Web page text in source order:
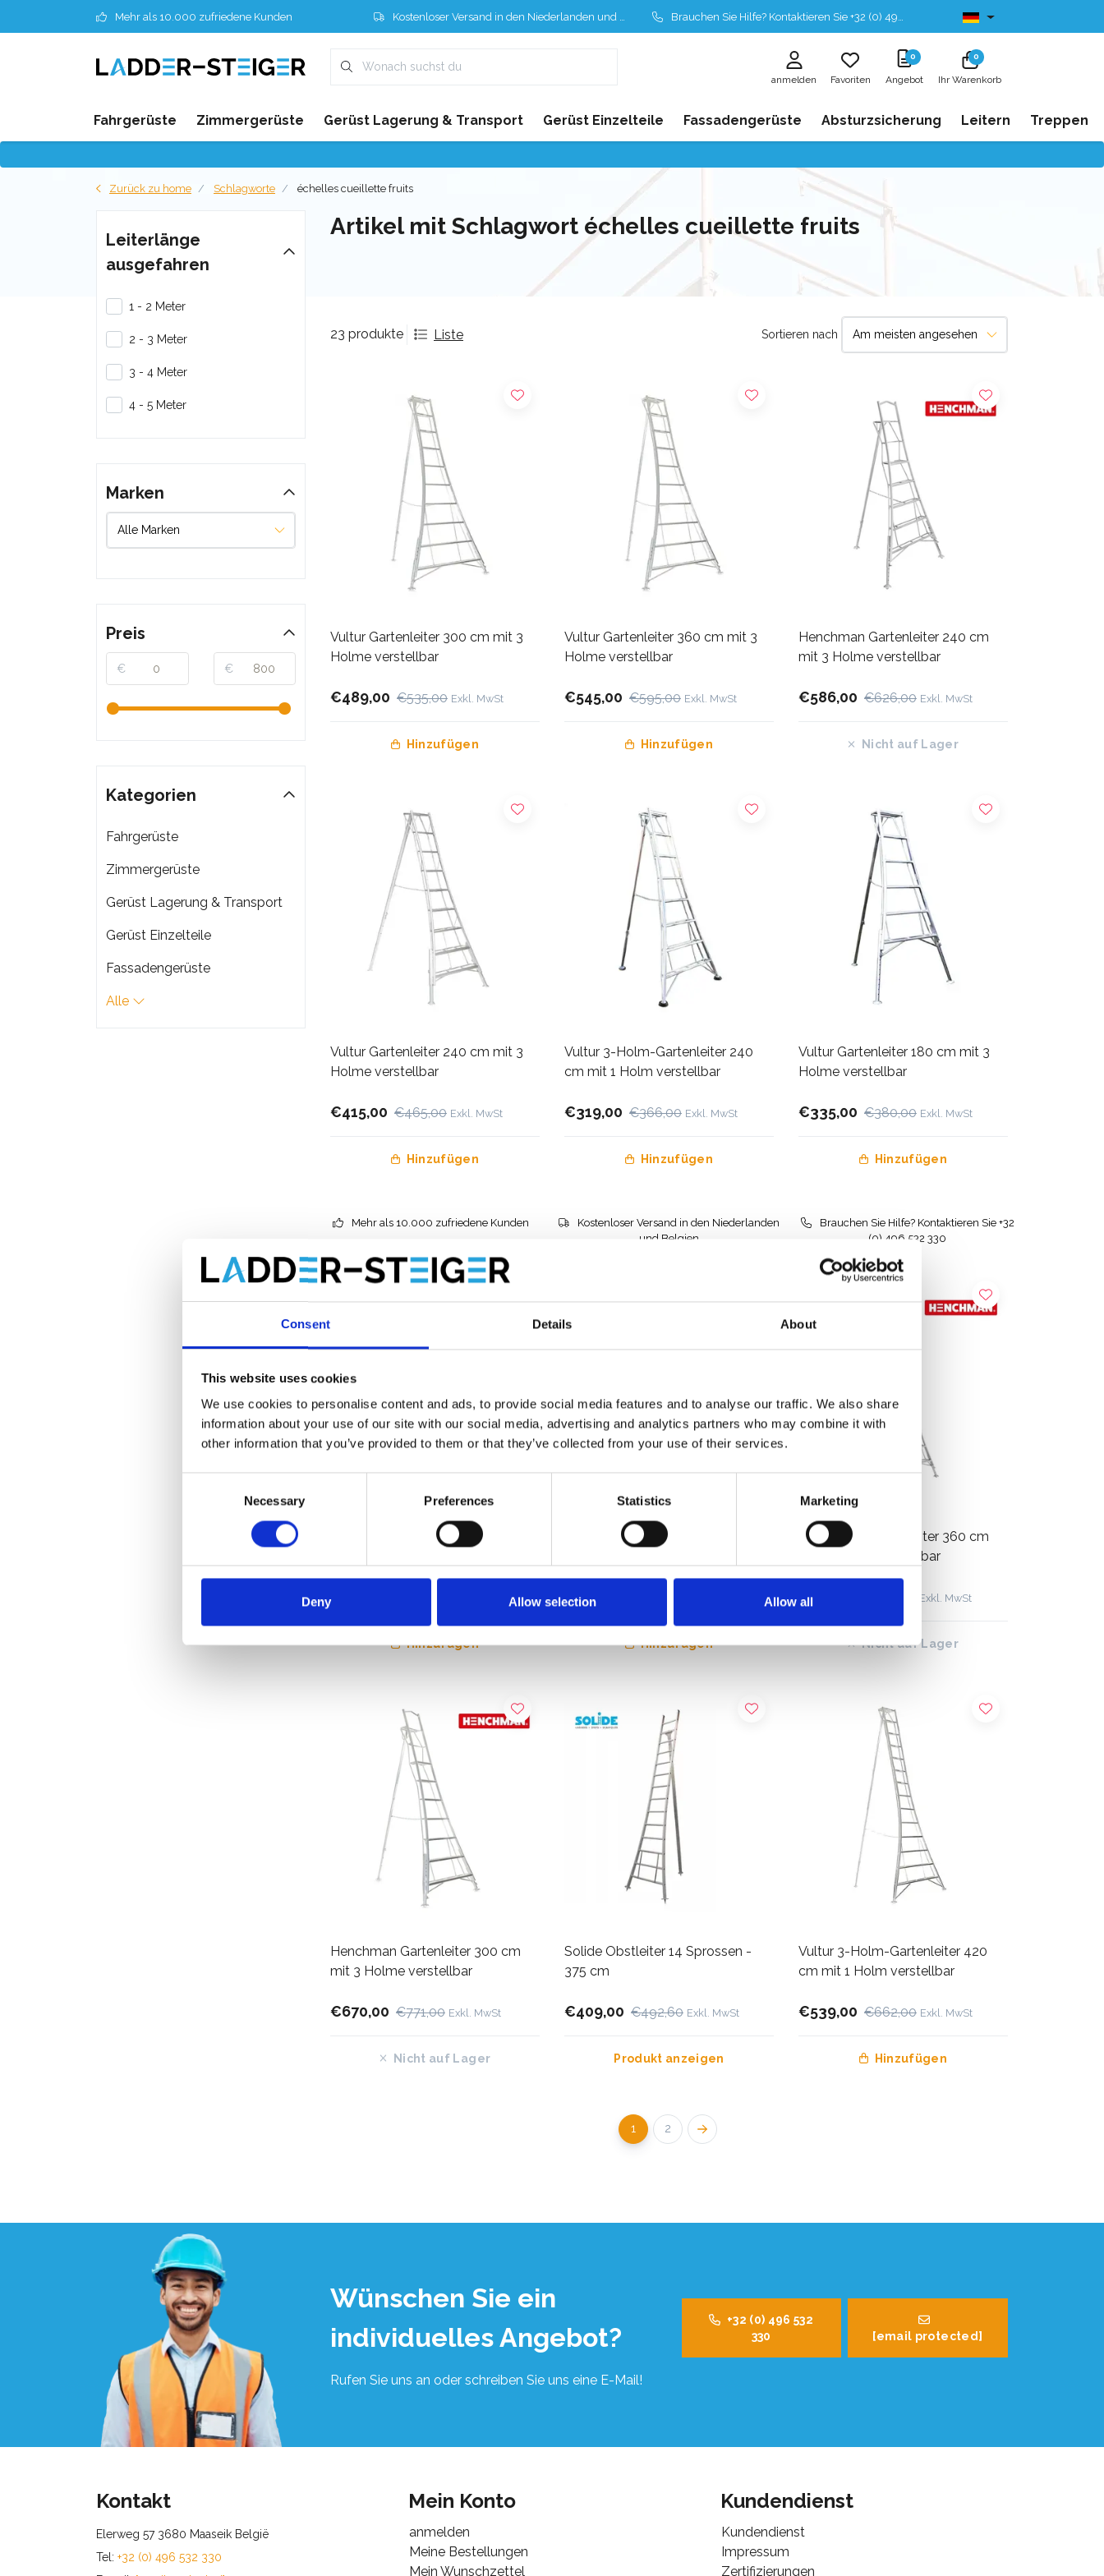
Consent Details About
This website uses cookies
We use cookies to personalise content and ads, to provide social media features and to analyse our traffic. We also share
information about your use of our site with our social media, advertising and analytics partners who may combine it with
other information that you’ve provided to them or that they’ve collected from your use of their services.
Necessary Preferences Statistics Marketing
Deny Allow selection Allow all
Mehr als 10.000 zufriedene Kunden Kostenloser Versand in den Niederlanden und Belgien Brauchen Sie Hilfe? Kontaktieren Sie +32 (0) 496 532 330 Ab lager lieferbar
anmelden Favoriten
0
Angebot
0
Ihr Warenkorb
Fahrgerüste Zimmergerüste Gerüst Lagerung & Transport Gerüst Einzelteile Fassadengerüste Absturzsicherung Leitern Treppen
Zurück zu home Schlagworte échelles cueillette fruits
Artikel mit Schlagwort échelles cueillette fruits
23 produkte Liste Sortieren nach
Vultur Gartenleiter 300 cm mit 3
Holme verstellbar
€489,00 €535,00 Exkl. MwSt
Hinzufügen
Vultur Gartenleiter 360 cm mit 3
Holme verstellbar
€545,00 €595,00 Exkl. MwSt
Hinzufügen
Henchman Gartenleiter 240 cm
mit 3 Holme verstellbar
€586,00 €626,00 Exkl. MwSt
Nicht auf Lager
Vultur Gartenleiter 240 cm mit 3
Holme verstellbar
€415,00 €465,00 Exkl. MwSt
Hinzufügen
Vultur 3-Holm-Gartenleiter 240
cm mit 1 Holm verstellbar
€319,00 €366,00 Exkl. MwSt
Hinzufügen
Vultur Gartenleiter 180 cm mit 3
Holme verstellbar
€335,00 €380,00 Exkl. MwSt
Hinzufügen
Mehr als 10.000 zufriedene Kunden
Kostenloser Versand in den Niederlanden
und Belgien
Brauchen Sie Hilfe? Kontaktieren Sie +32
(0) 496 532 330
Vultur 3-Holm-Gartenleiter 180
€245,00
Hinzufügen
Vultur Gartenleiter 420 cm mit 3
€665,00
Hinzufügen
Henchman Gartenleiter 360 cm
mit 3 Holme verstellbar
€796,00 Exkl. MwSt
Nicht auf Lager
Henchman Gartenleiter 300 cm
mit 3 Holme verstellbar
€670,00 €771,00 Exkl. MwSt
Nicht auf Lager
Solide Obstleiter 14 Sprossen -
375 cm
€409,00 €492,60 Exkl. MwSt
Produkt anzeigen
Vultur 3-Holm-Gartenleiter 420
cm mit 1 Holm verstellbar
€539,00 €662,00 Exkl. MwSt
Hinzufügen
1 2
Leiterlänge
ausgefahren
1 - 2 Meter
2 - 3 Meter
3 - 4 Meter
4 - 5 Meter
Marken
Preis
€ €
Kategorien
Fahrgerüste
Zimmergerüste
Gerüst Lagerung & Transport
Gerüst Einzelteile
Fassadengerüste
Alle
Wünschen Sie ein
individuelles Angebot?
Rufen Sie uns an oder schreiben Sie uns eine E-Mail!
+32 (0) 496 532
330
[email protected]
Kontakt
Elerweg 57 3680 Maaseik België
Tel: +32 (0) 496 532 330
Mein Konto
anmelden
Meine Bestellungen
Mein Wunschzettel
Kundendienst
Kundendienst
Impressum
Zertifizierungen